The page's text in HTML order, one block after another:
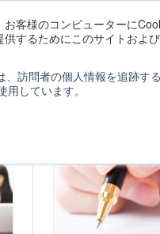
客様のコンピューターに
するためにこのサイトおよ
、訪問者の個人情報を追跡す
用しています。